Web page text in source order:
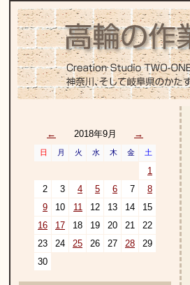
← 2018年9月 →
日 月 火 水 木 金 土
1
2
3 4 5 6 7
8
9
10 11 12 13 14
15
16
17 18 19 20 21
22
23
24 25 26 27 28
29
30